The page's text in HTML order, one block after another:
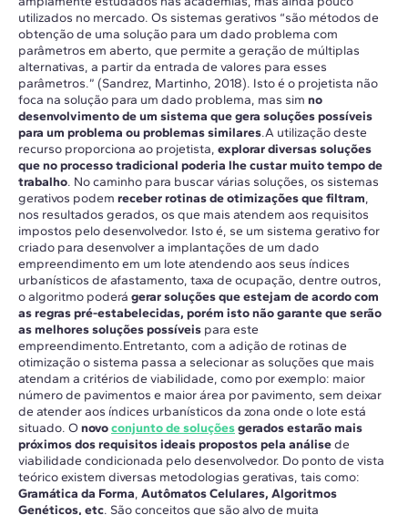
utilizados no mercado. Os sistemas gerativos “são métodos de
obtenção de uma solução para um dado problema com
parâmetros em aberto, que permite a geração de múltiplas
alternativas, a partir da entrada de valores para esses
parâmetros.” (Sandrez, Martinho, 2018). Isto é o projetista não
foca na solução para um dado problema, mas sim no
desenvolvimento de um sistema que gera soluções possíveis
para um problema ou problemas similares.A utilização deste
recurso proporciona ao projetista, explorar diversas soluções
que no processo tradicional poderia lhe custar muito tempo de
trabalho. No caminho para buscar várias soluções, os sistemas
gerativos podem receber rotinas de otimizações que filtram,
nos resultados gerados, os que mais atendem aos requisitos
impostos pelo desenvolvedor. Isto é, se um sistema gerativo for
criado para desenvolver a implantações de um dado
empreendimento em um lote atendendo aos seus índices
urbanísticos de afastamento, taxa de ocupação, dentre outros,
o algoritmo poderá gerar soluções que estejam de acordo com
as regras pré-estabelecidas, porém isto não garante que serão
as melhores soluções possíveis para este
empreendimento.Entretanto, com a adição de rotinas de
otimização o sistema passa a selecionar as soluções que mais
atendam a critérios de viabilidade, como por exemplo: maior
número de pavimentos e maior área por pavimento, sem deixar
de atender aos índices urbanísticos da zona onde o lote está
situado. Onovoconjunto de soluçõesgerados estarão mais
próximos dos requisitos ideais propostos pela análisede
viabilidade condicionada pelo desenvolvedor. Do ponto de vista
teórico existem diversas metodologias gerativas, tais como:
Gramática da Forma, Autômatos Celulares, Algoritmos
Genéticos, etc. São conceitos que são alvo de muita